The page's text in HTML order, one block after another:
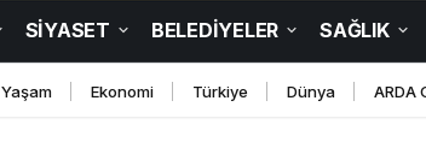
SİYASET BELEDİYELER SAĞLIK
Yaşam Ekonomi Türkiye Dünya ARDA